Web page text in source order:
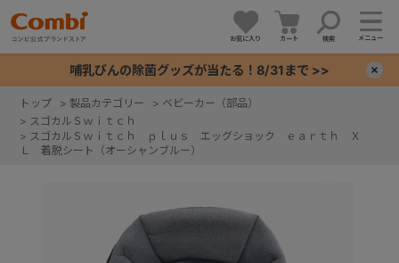
お気に入り カート 検索 メニュー
哺乳びんの除菌グッズが当たる！8/31まで >>
トップ > 製品カテゴリー > ベビーカー（部品）
> スゴカルＳｗｉｔｃｈ
> スゴカルＳｗｉｔｃｈ ｐｌｕｓ エッグショック ｅａｒｔｈ Ｘ
Ｌ 着脱シート（オーシャンブルー）